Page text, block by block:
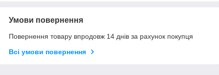
Умови повернення
Повернення товару впродовж 14 днів за рахунок покупця
Всі умови повернення